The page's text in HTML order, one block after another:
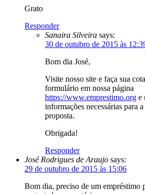
Grato
Responder
Sanaira Silveira says:
30 de outubro de 2015 às
Bom dia José,
Visite nosso site e faça sua
formulário em nossa página
https://www.emprestimo.org e
informações necessárias para
proposta.
Obrigada!
Responder
José Rodrigues de Araujo says:
29 de outubro de 2015 às 15:06
Bom dia, preciso de um empréstimo